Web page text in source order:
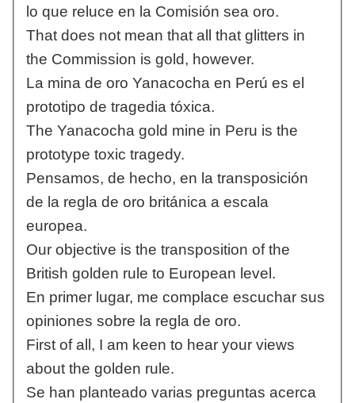
lo que reluce en la Comisión sea oro.
That does not mean that all that glitters in
the Commission is gold, however.
La mina de oro Yanacocha en Perú es el
prototipo de tragedia tóxica.
The Yanacocha gold mine in Peru is the
prototype toxic tragedy.
Pensamos, de hecho, en la transposición
de la regla de oro británica a escala
europea.
Our objective is the transposition of the
British golden rule to European level.
En primer lugar, me complace escuchar sus
opiniones sobre la regla de oro.
First of all, I am keen to hear your views
about the golden rule.
Se han planteado varias preguntas acerca